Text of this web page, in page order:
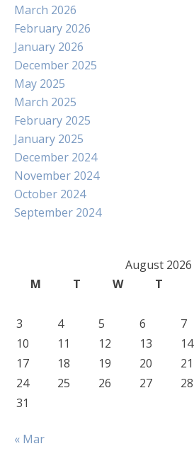
March 2026
February 2026
January 2026
December 2025
May 2025
March 2025
February 2025
January 2025
December 2024
November 2024
October 2024
September 2024
August 2026
M
T W T
3
4 5 6 7
10
11 12 13 14
17
18 19 20 21
24
25 26 27 28
31
« Mar